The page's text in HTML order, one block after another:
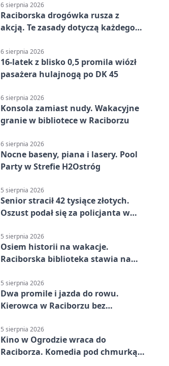
6 sierpnia 2026
Raciborska drogówka rusza z
akcją. Te zasady dotyczą każdego
6 sierpnia 2026
16-latek z blisko 0,5 promila wiózł
pasażera hulajnogą po DK 45
6 sierpnia 2026
Konsola zamiast nudy. Wakacyjne
granie w bibliotece w Raciborzu
6 sierpnia 2026
Nocne baseny, piana i lasery. Pool
Party w Strefie H2Ostróg
5 sierpnia 2026
Senior stracił 42 tysiące złotych.
Oszust podał się za policjanta w
5 sierpnia 2026
Osiem historii na wakacje.
Raciborska biblioteka stawia na
5 sierpnia 2026
Dwa promile i jazda do rowu.
Kierowca w Raciborzu bez
5 sierpnia 2026
Kino w Ogrodzie wraca do
Raciborza. Komedia pod chmurką